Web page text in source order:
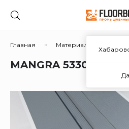
Главная Материалы
MANGRA 5330-030 в
Да